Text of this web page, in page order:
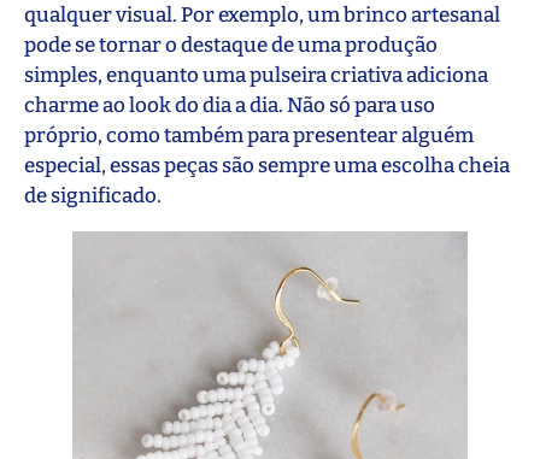
qualquer visual. Por exemplo, um brinco artesanal
pode se tornar o destaque de uma produção
simples, enquanto uma pulseira criativa adiciona
charme ao look do dia a dia. Não só para uso
próprio, como também para presentear alguém
especial, essas peças são sempre uma escolha cheia
de significado.